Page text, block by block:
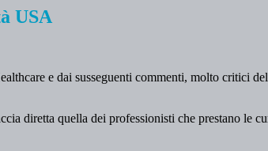
USA
e dai susseguenti commenti, molto critici
diretta quella dei professionisti che prestano le